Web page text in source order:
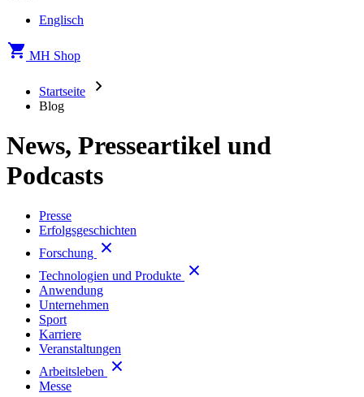
Englisch
MH Shop
Startseite
Blog
News, Presseartikel und
Podcasts
Presse
Erfolgsgeschichten
Forschung
Technologien und Produkte
Anwendung
Unternehmen
Sport
Karriere
Veranstaltungen
Arbeitsleben
Messe